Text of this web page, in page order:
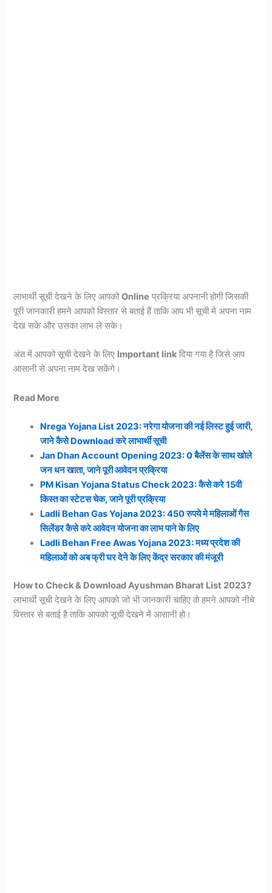
लाभार्थी सूची देखने के लिए आपकोOnline प्रक्रिया अपनानी होगी जिसकी
पूरी जानकारी हमने आपको विस्तार से बताई हैं ताकि आप भी सूची मे अपना नाम
देख सके और उसका लाभ ले सके।
अंत में आपको सूची देखने के लिए Important link दिया गया है जिसे आप
आसानी से अपना नाम देख सकेंगे।
Read More
Nrega Yojana List 2023: नरेगा योजना की नई लिस्ट हुई जारी,
जाने कैसे Download करे लाभार्थी सूची
Jan Dhan Account Opening 2023: 0 बैलेंस के साथ खोले
जन धन खाता, जाने पूरी आवेदन प्रक्रिया
PM Kisan Yojana Status Check 2023: कैसे करे 15वी
किस्त का स्टेटस चेक, जाने पूरी प्रक्रिया
Ladli Behan Gas Yojana 2023: 450 रुपये मे महिलाओं गैस
सिलेंडर कैसे करे आवेदन योजना का लाभ पाने के लिए
Ladli Behan Free Awas Yojana 2023: मध्य प्रदेश की
महिलाओं को अब फ्री घर देने के लिए केंद्र सरकार की मंजूरी
How to Check & Download Ayushman Bharat List 2023?
लाभार्थी सूची देखने के लिए आपको जो भी जानकारी चाहिए वो हमने आपको नीचे
विस्तार से बताई है ताकि आपको सूची देखने में आसानी हो।